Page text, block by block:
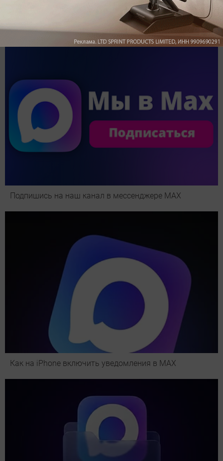
Обзор вертикального пылесоса Dreame Z40 AquaCycle
Pro: гибкий подход к уборке
Подпишись на наш канал в мессенджере МАХ
Как на iPhone включить уведомления в MAX